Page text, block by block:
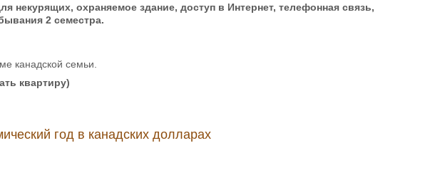
охраняемое здание, доступ в Интернет, телефонная связь,
2 семестра.
канадской семьи.
квартиру)
год в канадских долларах